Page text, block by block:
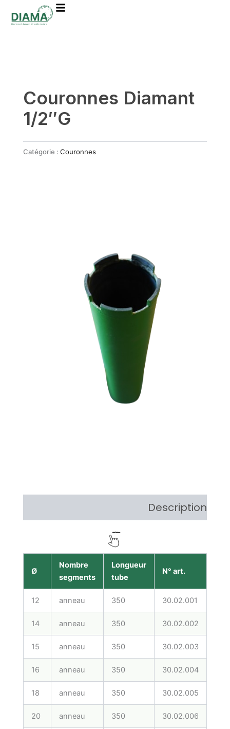
Couronnes Diamant
1/2″G
Catégorie : Couronnes
Description
Ø
Nombre
segments
Longueur
tube
N° art.
12 anneau 350 30.02.001
14 anneau 350 30.02.002
15 anneau 350 30.02.003
16 anneau 350 30.02.004
18 anneau 350 30.02.005
20 anneau 350 30.02.006